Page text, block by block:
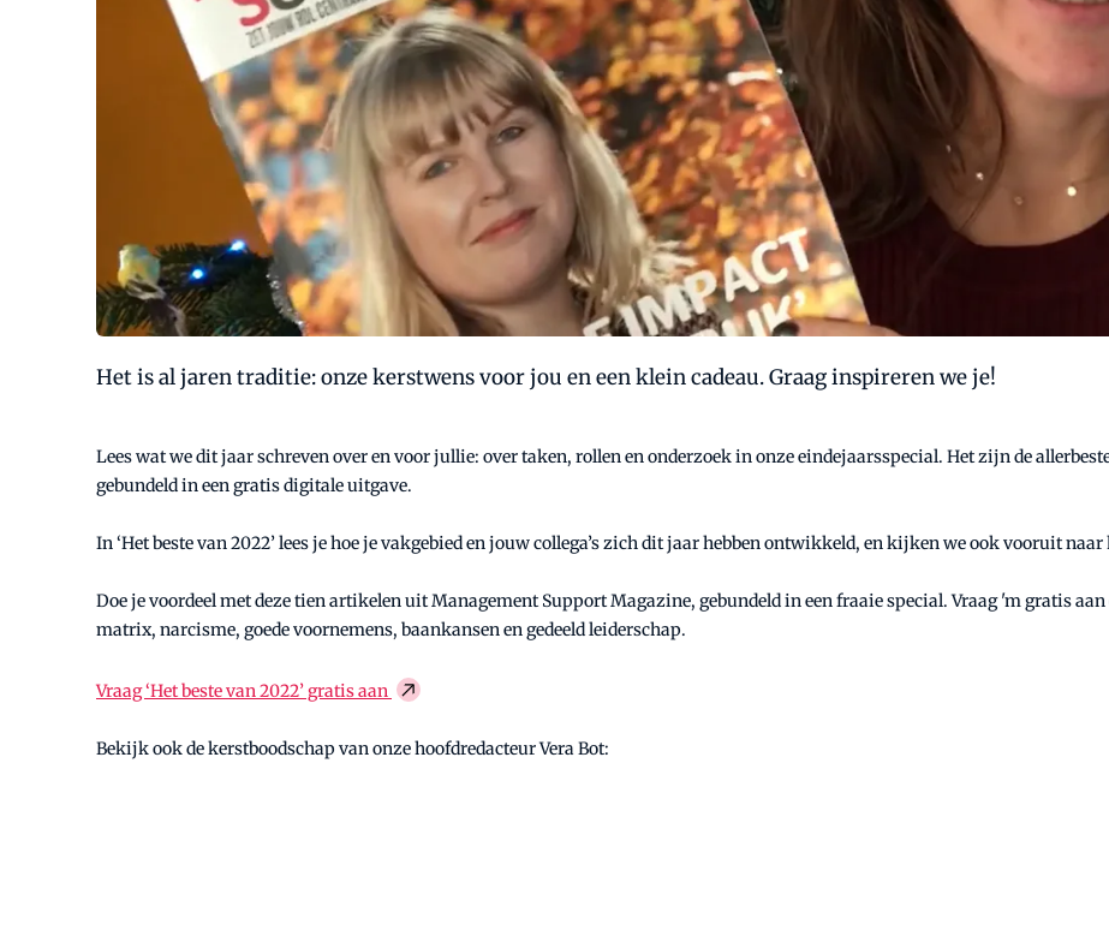
Het is al jaren traditie: onze kerstwens voor jou en een klein cadeau. Graag inspireren we je!
Lees wat we dit jaar schreven over en voor jullie: over taken, rollen en onderzoek in onze eindejaarsspecial. Het zijn de
gebundeld in een gratis digitale uitgave.
In ‘Het beste van 2022’ lees je hoe je vakgebied en jouw collega’s zich dit jaar hebben ontwikkeld, en kijken we ook vooruit
Doe je voordeel met deze tien artikelen uit Management Support Magazine, gebundeld in een fraaie special. Vraag 'm gratis
matrix, narcisme, goede voornemens, baankansen en gedeeld leiderschap.
Vraag ‘Het beste van 2022’ gratis aan
Bekijk ook de kerstboodschap van onze hoofdredacteur Vera Bot: